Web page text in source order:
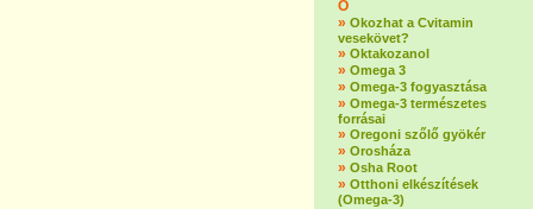
O
» Okozhat a Cvitamin
vesekövet?
» Oktakozanol
» Omega 3
» Omega-3 fogyasztása
» Omega-3 természetes
forrásai
» Oregoni szőlő gyökér
» Orosháza
» Osha Root
» Otthoni elkészítések
(Omega-3)